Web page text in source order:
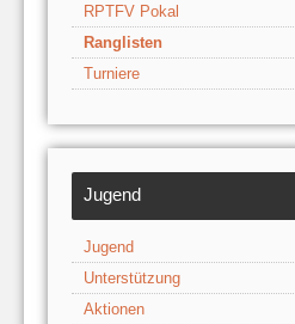
RPTFV Pokal
Ranglisten
Turniere
Jugend
Jugend
Unterstützung
Aktionen